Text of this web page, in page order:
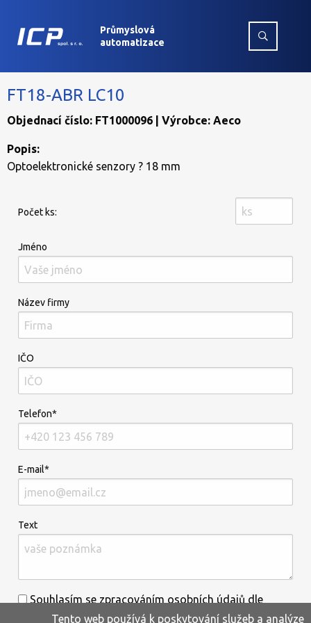
Průmyslová
automatizace
FT18-ABR LC10
Objednací číslo: FT1000096 | Výrobce: Aeco
Popis:
Optoelektronické senzory ? 18 mm
Počet ks:
Jméno
Název firmy
IČO
Telefon*
E-mail*
Text
Souhlasím se zpracováním osobních údajů dle
Tento web používá k poskytování služeb a analýze